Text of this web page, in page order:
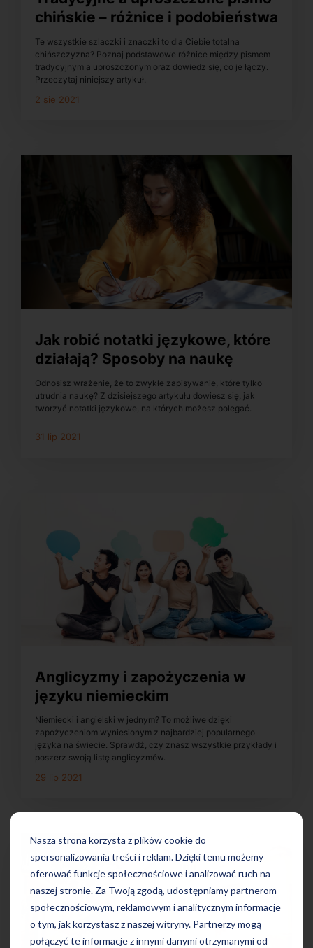
Nasza strona korzysta z plików cookie do
spersonalizowania treści i reklam. Dzięki temu możemy
oferować funkcje społecznościowe i analizować ruch na
naszej stronie. Za Twoją zgodą, udostępniamy partnerom
społecznościowym, reklamowym i analitycznym informacje
o tym, jak korzystasz z naszej witryny. Partnerzy mogą
połączyć te informacje z innymi danymi otrzymanymi od
chińskie – różnice i podobieństwa
Te wszystkie szlaczki i znaczki to dla Ciebie totalna
chińszczyzna? Poznaj podstawowe różnice między pismem
tradycyjnym a uproszczonym oraz dowiedz się, co je łączy.
Przeczytaj niniejszy artykuł.
2 sie 2021
Jak robić notatki językowe, które
działają? Sposoby na naukę
Odnosisz wrażenie, że to zwykłe zapisywanie, które tylko
utrudnia naukę? Z dzisiejszego artykułu dowiesz się, jak
tworzyć notatki językowe, na których możesz polegać.
31 lip 2021
Anglicyzmy i zapożyczenia w
języku niemieckim
Niemiecki i angielski w jednym? To możliwe dzięki
zapożyczeniom wyniesionym z najbardziej popularnego
języka na świecie. Sprawdź, czy znasz wszystkie przykłady i
poszerz swoją listę anglicyzmów.
29 lip 2021